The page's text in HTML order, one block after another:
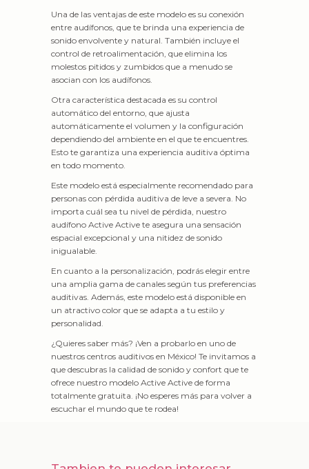
Una de las ventajas de este modelo es su conexión
entre audífonos, que te brinda una experiencia de
sonido envolvente y natural. También incluye el
control de retroalimentación, que elimina los
molestos pitidos y zumbidos que a menudo se
asocian con los audífonos.
Otra característica destacada es su control
automático del entorno, que ajusta
automáticamente el volumen y la configuración
dependiendo del ambiente en el que te encuentres.
Esto te garantiza una experiencia auditiva óptima
en todo momento.
Este modelo está especialmente recomendado para
personas con pérdida auditiva de leve a severa. No
importa cuál sea tu nivel de pérdida, nuestro
audífono Active Active te asegura una sensación
espacial excepcional y una nitidez de sonido
inigualable.
En cuanto a la personalización, podrás elegir entre
una amplia gama de canales según tus preferencias
auditivas. Además, este modelo está disponible en
un atractivo color que se adapta a tu estilo y
personalidad.
¿Quieres saber más? ¡Ven a probarlo en uno de
nuestros centros auditivos en México! Te invitamos a
que descubras la calidad de sonido y confort que te
ofrece nuestro modelo Active Active de forma
totalmente gratuita. ¡No esperes más para volver a
escuchar el mundo que te rodea!